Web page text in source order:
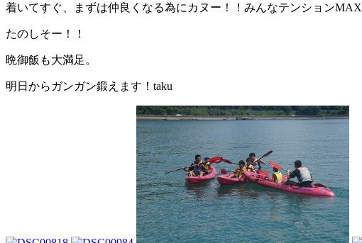
着いてすぐ、まずは仲良くなる為にカヌー！！みんなテンションMAX
たのしそー！！
晩御飯も大満足。
明日からガンガン鍛えます！taku